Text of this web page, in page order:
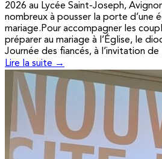
2026 au Lycée Saint-Joseph,
nombreux à pousser la porte d’une
mariage.Pour accompagner les
préparer au mariage à l’Église, le
Journée des fiancés, à l’invitation
Lire la suite →